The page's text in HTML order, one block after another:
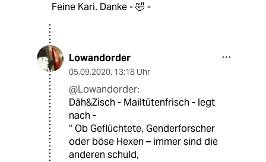
Feine Kari. Danke - 🤣 -
Lowandorder
05.09.2020, 13:18 Uhr
@Lowandorder:
Däh&Zisch - Mailtütenfrisch - legt
nach -
“ Ob Geflüchtete, Genderforscher
oder böse Hexen – immer sind die
anderen schuld,